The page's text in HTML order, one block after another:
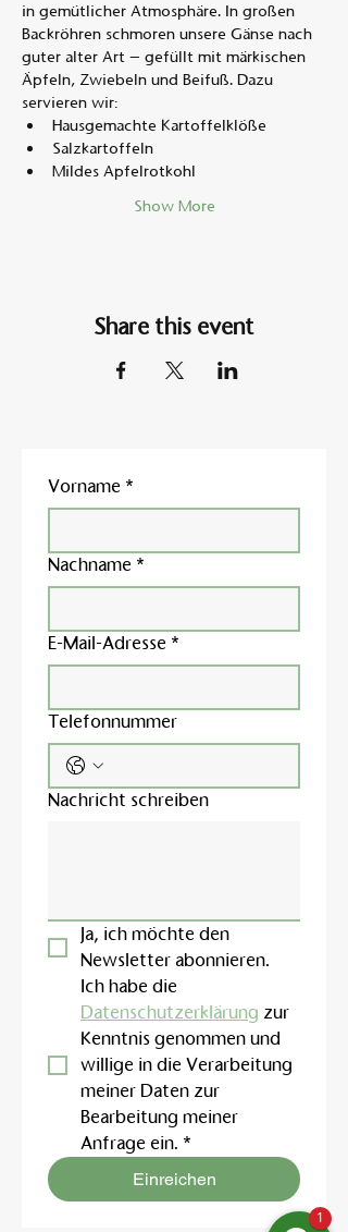
in gemütlicher Atmosphäre. In großen
Backröhren schmoren unsere Gänse nach
guter alter Art – gefüllt mit märkischen
Äpfeln, Zwiebeln und Beifuß. Dazu
servieren wir:
Hausgemachte Kartoffelklöße
Salzkartoffeln
Mildes Apfelrotkohl
Show More
Share this event
Vorname *
Nachname *
E-Mail-Adresse *
Telefonnummer
Nachricht schreiben
Ja, ich möchte den
Newsletter abonnieren.
Datenschutzerklärung zur
Kenntnis genommen und
willige in die Verarbeitung
meiner Daten zur
Bearbeitung meiner
Anfrage ein. *
Einreichen
1